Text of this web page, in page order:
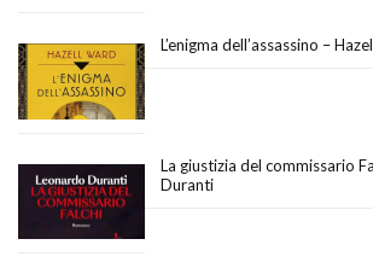
L’enigma dell’assassino –
La giustizia del commissario
Duranti